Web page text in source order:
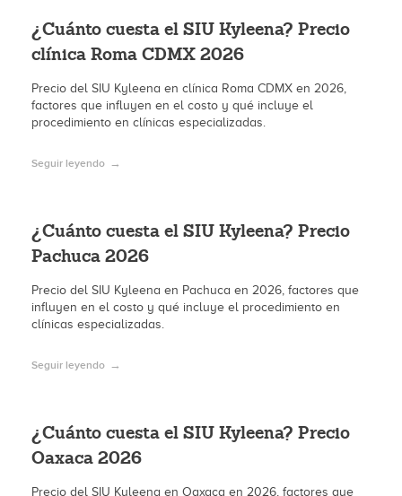
¿Cuánto cuesta el SIU Kyleena? Precio
clínica Roma CDMX 2026
Precio del SIU Kyleena en clínica Roma CDMX en 2026,
factores que influyen en el costo y qué incluye el
procedimiento en clínicas especializadas.
Seguir leyendo
¿Cuánto cuesta el SIU Kyleena? Precio
Pachuca 2026
Precio del SIU Kyleena en Pachuca en 2026, factores que
influyen en el costo y qué incluye el procedimiento en
clínicas especializadas.
Seguir leyendo
¿Cuánto cuesta el SIU Kyleena? Precio
Oaxaca 2026
Precio del SIU Kyleena en Oaxaca en 2026, factores que